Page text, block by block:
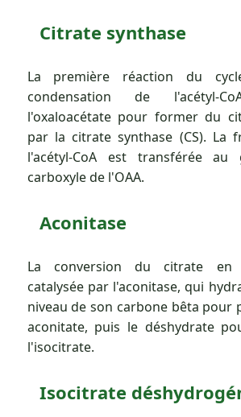
Citrate synthase
La première réaction du
condensation de l'acétyl-
l'oxaloacétate pour former du
par la citrate synthase (CS). La
l'acétyl-CoA est transférée au
carboxyle de l'OAA.
Aconitase
La conversion du citrate en
catalysée par l'aconitase, qui
niveau de son carbone bêta pour
aconitate, puis le déshydrate
l'isocitrate.
Isocitrate